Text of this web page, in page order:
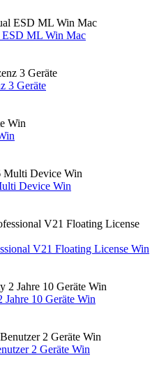
ESD ML Win Mac
3 Geräte
Device Win
V21 Floating License Win
10 Geräte Win
2 Geräte Win